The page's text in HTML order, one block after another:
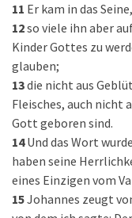
11 Er kam in das
12so viele ihn aber
Kinder Gottes zu
glauben;
13die nicht aus
Fleisches, auch nicht
Gott geboren sind.
14 Und das Wort
haben seine
eines Einzigen vom
15Johannes zeugt